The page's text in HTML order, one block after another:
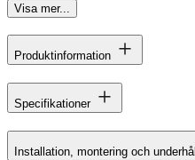
Visa mer...
Produktinformation
Specifikationer
Installation, montering och underhåll